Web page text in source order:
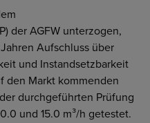
der AGFW unterzogen,
Aufschluss über
und Instandsetzbarkeit
den Markt kommenden
durchgeführten Prüfung
und 15.0 m³/h getestet.